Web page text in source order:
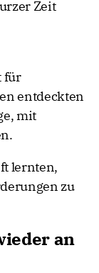
Zeit
für
entdeckten
mit
lernten,
zu
an